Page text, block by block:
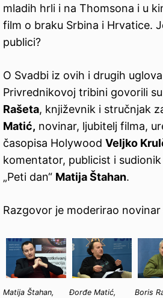
mladih hrli i na Thomsona i u
film o braku Srbina i Hrvatice.
publici?
O Svadbi iz ovih i drugih
Privrednikovoj tribini govorili
Rašeta, književnik i stručnjak
Matić, novinar, ljubitelj filma,
časopisa Holywood Veljko
komentator, publicist i
„Peti dan“ Matija Štahan.
Razgovor je moderirao novinar
Matija Štahan,
Đorđe Matić,
Boris